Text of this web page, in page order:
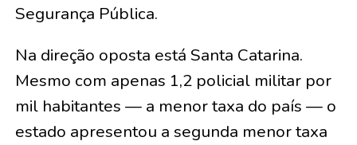
Segurança Pública.
Na direção oposta está Santa Catarina.
Mesmo com apenas 1,2 policial militar por
mil habitantes — a menor taxa do país — o
estado apresentou a segunda menor taxa